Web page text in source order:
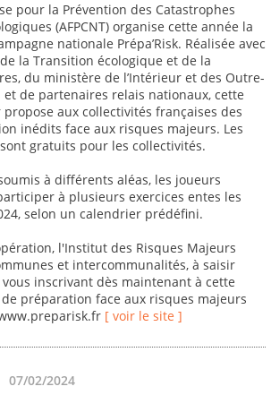
pour la Prévention des Catastrophes
(AFPCNT) organise cette année la
nationale Prépa’Risk. Réalisée avec
la Transition écologique et de la
du ministère de l’Intérieur et des Outre-
de partenaires relais nationaux, cette
propose aux collectivités françaises des
inédits face aux risques majeurs. Les
gratuits pour les collectivités.
à différents aléas, les joueurs
à plusieurs exercices entes les
selon un calendrier prédéfini.
l'Institut des Risques Majeurs
et intercommunalités, à saisir
inscrivant dès maintenant à cette
préparation face aux risques majeurs
[ voir le site ]
07/02/2024